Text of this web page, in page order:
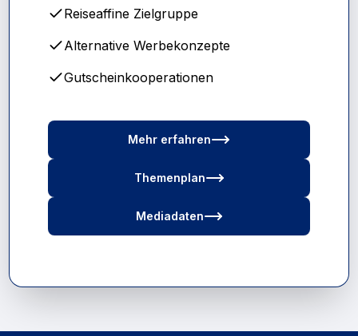
Reiseaffine Zielgruppe
Alternative Werbekonzepte
Gutscheinkooperationen
Mehr erfahren
Themenplan
Mediadaten